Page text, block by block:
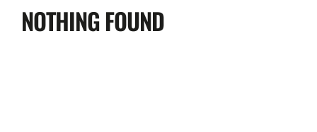
NOTHING FOUND